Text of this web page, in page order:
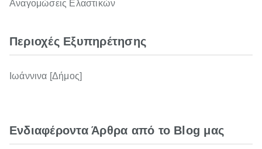
Αναγομώσεις Ελαστικών
Περιοχές Εξυπηρέτησης
Ιωάννινα [Δήμος]
Ενδιαφέροντα Άρθρα από το Blog μας